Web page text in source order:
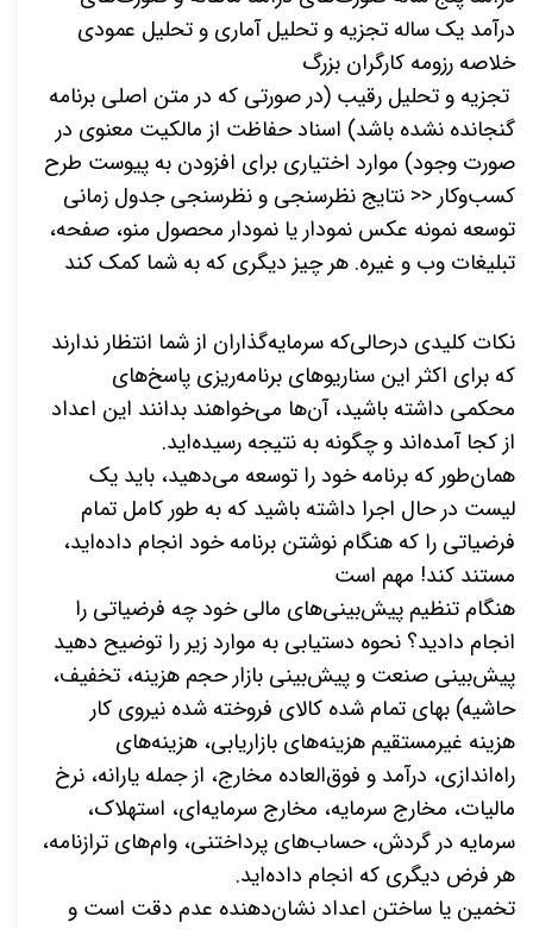
درآمد یک ساله تجزیه و تحلیل آماری و تحلیل عمودی
خلاصه رزومه کارگران بزرگ
تجزیه و تحلیل رقیب (در صورتی که در متن اصلی برنامه
گنجانده نشده باشد) اسناد حفاظت از مالکیت معنوی در
صورت وجود) موارد اختیاری برای افزودن به پیوست طرح
کسب‌وکار << نتایج نظرسنجی و نظرسنجی جدول زمانی
توسعه نمونه عکس نمودار یا نمودار محصول منو، صفحه،
تبلیغات وب و غیره. هر چیز دیگری که به شما کمک کند
نکات کلیدی درحالی‌که سرمایه‌گذاران از شما انتظار ندارند
که برای اکثر این سناریوهای برنامه‌ریزی پاسخ‌های
محکمی داشته باشید، آن‌ها می‌خواهند بدانند این اعداد
از کجا آمده‌اند و چگونه به نتیجه رسیده‌اید.
همان‌طور که برنامه خود را توسعه می‌دهید، باید یک
لیست در حال اجرا داشته باشید که به طور کامل تمام
فرضیاتی را که هنگام نوشتن برنامه خود انجام داده‌اید،
مستند کند! مهم است
هنگام تنظیم پیش‌بینی‌های مالی خود چه فرضیاتی را
انجام دادید؟ نحوه دستیابی به موارد زیر را توضیح دهید
پیش‌بینی صنعت و پیش‌بینی بازار حجم هزینه، تخفیف،
حاشیه) بهای تمام شده کالای فروخته شده نیروی کار
هزینه غیرمستقیم هزینه‌های بازاریابی، هزینه‌های
راه‌اندازی، درآمد و فوق‌العاده مخارج، از جمله یارانه، نرخ
مالیات، مخارج سرمایه، مخارج سرمایه‌ای، استهلاک،
سرمایه در گردش، حساب‌های پرداختنی، وام‌های ترازنامه،
هر فرض دیگری که انجام داده‌اید.
تخمین یا ساختن اعداد نشان‌دهنده عدم دقت است و